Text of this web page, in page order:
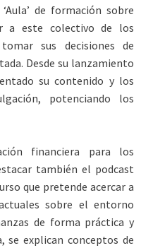
de formación sobre
a este colectivo de los
sus decisiones de
Desde su lanzamiento
su contenido y los
potenciando los
financiera para los
también el podcast
que pretende acercar a
sobre el entorno
de forma práctica y
explican conceptos de